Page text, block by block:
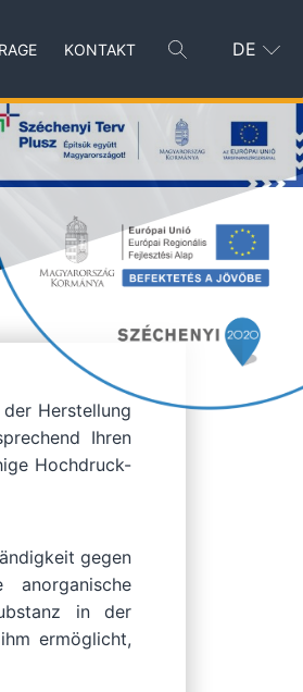
KONTAKT DE
der Herstellung
Ihren
Hochdruck-
gegen
in der
ermöglicht,